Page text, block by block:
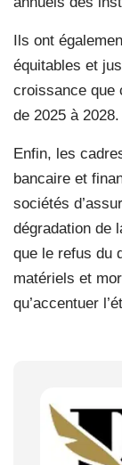
Ils ont
équitables et
croissance que
de 2025 à 2028.
Enfin, les
bancaire et
sociétés
dégradation de
que le refus du
matériels et
qu’accentuer